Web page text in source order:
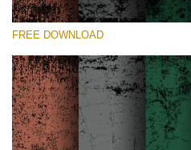
(30 Overlays)
Entire Collection
(1783 Overlays)
Large 6000*4000px
FREE DOWNLOAD